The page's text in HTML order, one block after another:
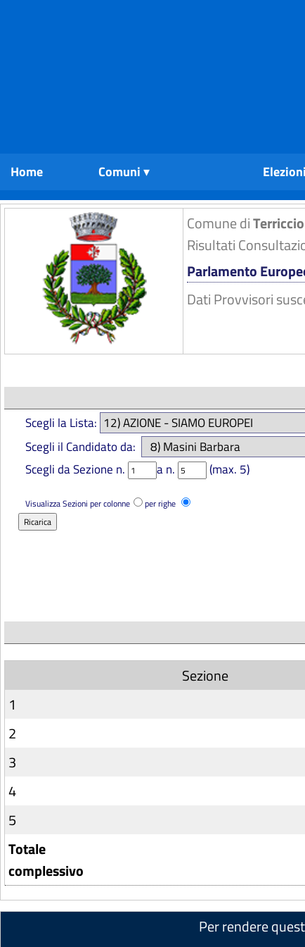
Home Comuni Elezioni
Comune di
Risultati
Parlamento
Dati Provvisori
Scegli la Lista:
Scegli il Candidato da:
Scegli da Sezione n.
a n. (max. 5)
Visualizza Sezioni per colonne per righe
Sezione
1
2
3
4
5
Totale
complessivo
Per rendere